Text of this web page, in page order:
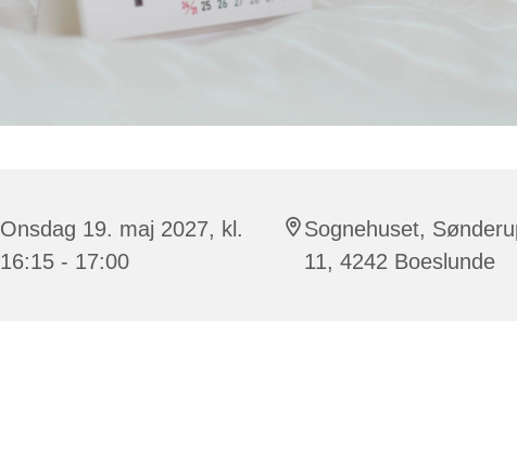
Onsdag 19. maj 2027, kl.
16:15 - 17:00
Sognehuset,
11, 4242 Boeslunde